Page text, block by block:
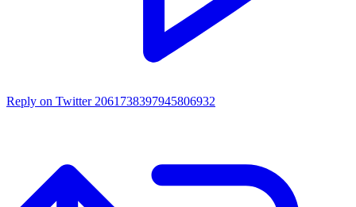
Reply on Twitter 2061738397945806932